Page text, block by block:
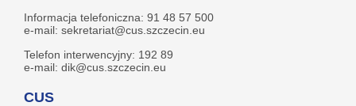
Informacja telefoniczna: 91 48 57 500
e-mail: sekretariat@cus.szczecin.eu
Telefon interwencyjny: 192 89
e-mail: dik@cus.szczecin.eu
CUS